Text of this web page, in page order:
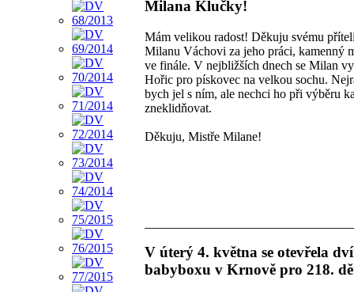
Milana Klučky!
Mám velikou radost! Děkuju svému
Milanu Váchovi za jeho práci, kamenný
ve finále. V nejbližších dnech se Milan
Hořic pro pískovec na velkou sochu.
bych jel s ním, ale nechci ho při výběru
zneklidňovat.
Děkuju, Mistře Milane!
V úterý 4. května se otevřela
babyboxu v Krnově pro 218.